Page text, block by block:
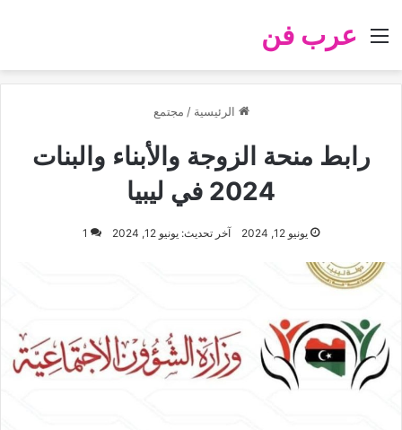
عرب فن
القائمة
الرئيسية / مجتمع
رابط منحة الزوجة والأبناء والبنات
2024 في ليبيا
يونيو 12, 2024 آخر تحديث: يونيو 12, 2024 1